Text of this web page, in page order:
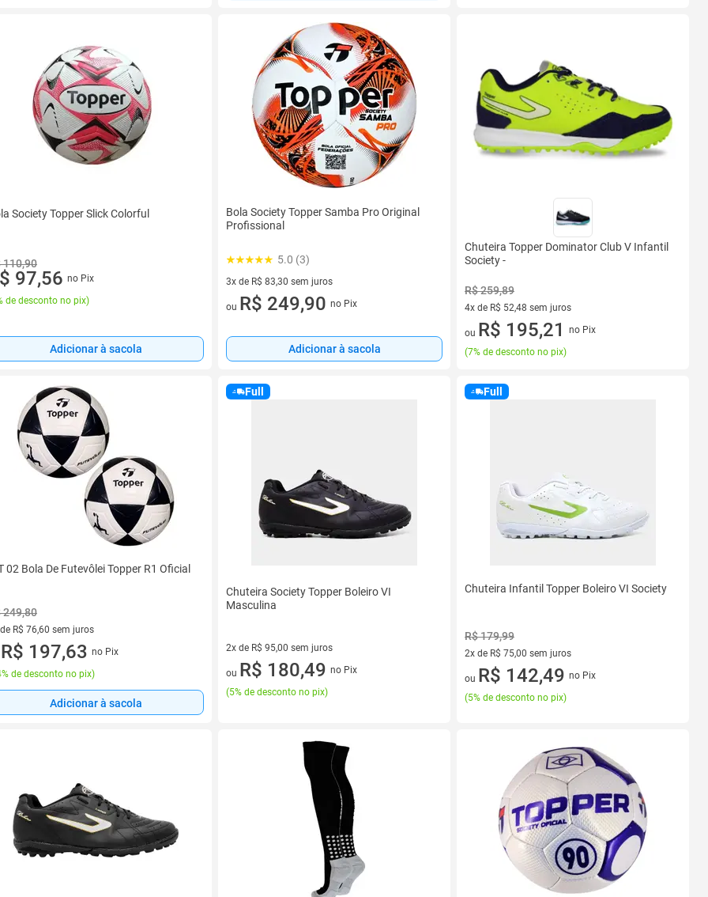
Society Topper Slick Colorful
110,90
97,56 no Pix
de desconto no pix)
Adicionar à sacola
Bola Society Topper Samba Pro Original
Profissional
5.0 (3)
3x de R$ 83,30 sem juros
3 vez de R$ 83,30 sem juros
ou R$ 249,90 no Pix
Adicionar à sacola
Chuteira Topper Dominator Club V Infantil
Society -
R$ 259,89
4x de R$ 52,48 sem juros
4 vez de R$ 52,48 sem juros
ou R$ 195,21
no Pix
(7% de desconto no pix)
02 Bola De Futevôlei Topper R1 Oficial
249,80
R$ 76,60 sem juros
de R$ 76,60 sem juros
R$ 197,63 no Pix
de desconto no pix)
Adicionar à sacola
Full
Chuteira Society Topper Boleiro VI
Masculina
2x de R$ 95,00 sem juros
2 vez de R$ 95,00 sem juros
ou R$ 180,49 no Pix
(5% de desconto no pix)
Full
Chuteira Infantil Topper Boleiro VI Society
R$ 179,99
2x de R$ 75,00 sem juros
2 vez de R$ 75,00 sem juros
ou R$ 142,49 no Pix
(5% de desconto no pix)